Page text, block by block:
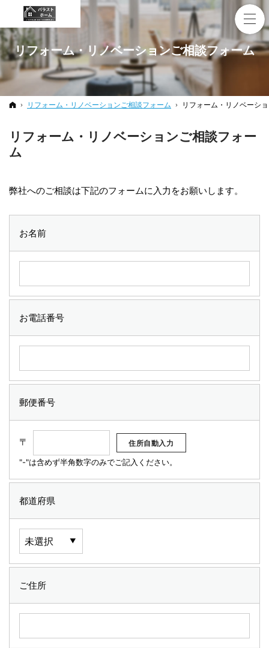
リフォーム・リノベーションご相談フォーム
ホーム
リフォーム・リノベーションご相談フォーム リフォーム・リノベーシ
リフォーム・リノベーションご相談フォー
ム
弊社へのご相談は下記のフォームに入力をお願いします。
お名前
お電話番号
郵便番号
〒
"-"は含めず半角数字のみでご記入ください。
都道府県
ご住所